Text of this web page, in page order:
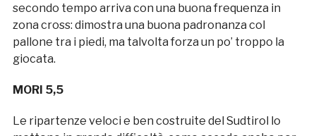
secondo tempo arriva con una buona frequenza in
zona cross: dimostra una buona padronanza col
pallone tra i piedi, ma talvolta forza un po’ troppo la
giocata.
MORI 5,5
Le ripartenze veloci e ben costruite del Sudtirol lo